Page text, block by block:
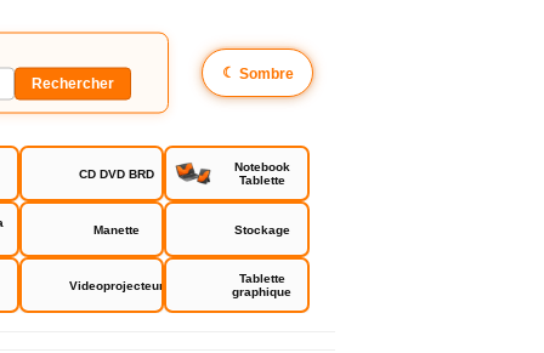
☾ Sombre
CD DVD BRD
Notebook
Tablette
Manette Stockage
Videoprojecteur
Tablette
graphique